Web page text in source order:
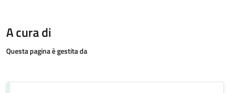
A cura di
Questa pagina è gestita da